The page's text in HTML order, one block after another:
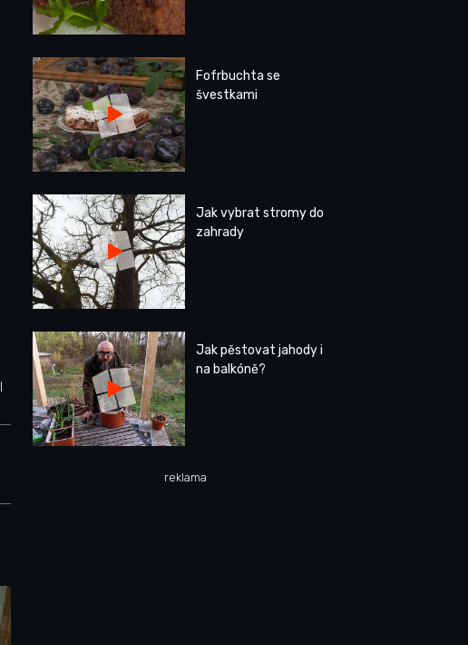
Fofrbuchta se
švestkami
Jak vybrat stromy do
zahrady
Jak pěstovat jahody i
na balkóně?
reklama